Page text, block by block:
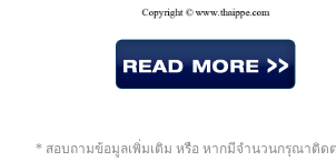
* สอบถามข้อมูลเพิ่มเติม หรือ หากมีจำนวนกรุณาติด